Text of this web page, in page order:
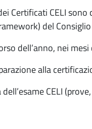
Certificati CELI
del Consiglio
dell’anno, nei
alla
CELI